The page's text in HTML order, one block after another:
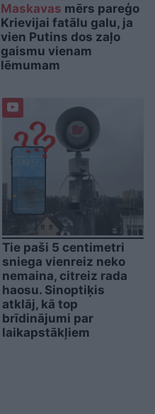
Maskavas mērs pareģo
Krievijai fatālu galu, ja
vien Putins dos zaļo
gaismu vienam
lēmumam
Tie paši 5 centimetri
sniega vienreiz neko
nemaina, citreiz rada
haosu. Sinoptiķis
atklāj, kā top
brīdinājumi par
laikapstākļiem